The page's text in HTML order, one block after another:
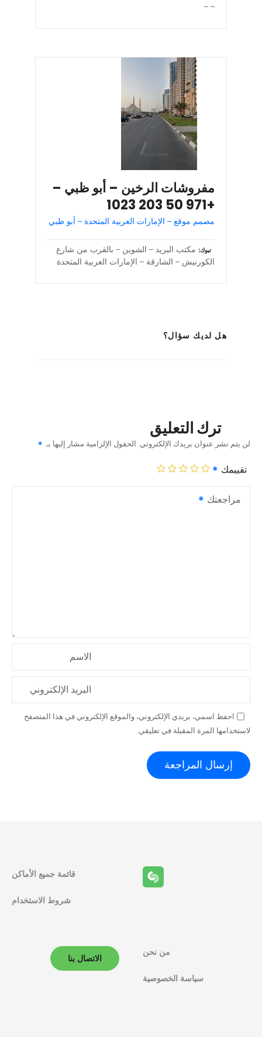
– –
مفروشات الرخين – أبو ظبي –
+971 50 203 1023
مصمم موقع – الإمارات العربية المتحدة – أبو ظبي
تبوك
مكتب البريد – الشوين – بالقرب من شارع
الكورنيش – الشارقة – الإمارات العربية المتحدة
هل لديك سؤال؟
ترك التعليق
لن يتم نشر عنوان بريدك الإلكتروني. الحقول الإلزامية مشار إليها بـ
تقييمك
مراجعتك
الاسم
البريد الإلكتروني
احفظ اسمي، بريدي الإلكتروني، والموقع الإلكتروني في هذا المتصفح
لاستخدامها المرة المقبلة في تعليقي.
قائمة جميع الأماكن
شروط الاستخدام
من نحن
سياسة الخصوصية
الاتصال بنا